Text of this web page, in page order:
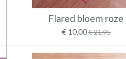
Flared bloem roze
€ 10,00€ 21,95